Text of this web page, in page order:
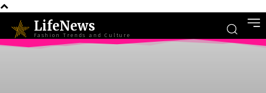
LifeNews
Fashion Trends and Culture